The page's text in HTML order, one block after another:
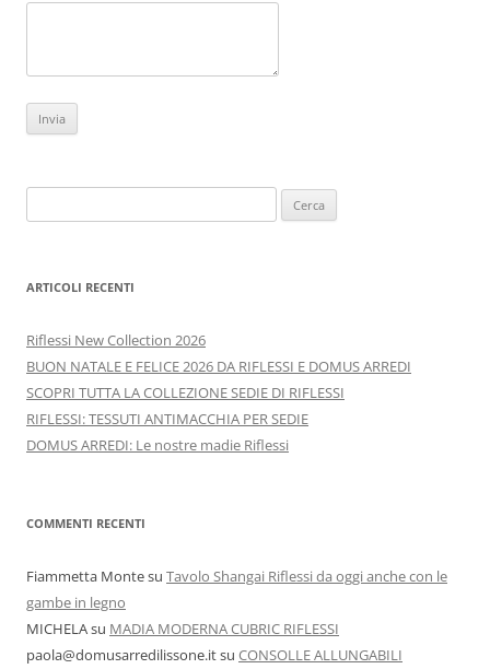
per:
ARTICOLI RECENTI
Riflessi New Collection 2026
BUON NATALE E FELICE 2026 DA RIFLESSI E DOMUS ARREDI
SCOPRI TUTTA LA COLLEZIONE SEDIE DI RIFLESSI
RIFLESSI: TESSUTI ANTIMACCHIA PER SEDIE
DOMUS ARREDI: Le nostre madie Riflessi
COMMENTI RECENTI
Fiammetta Montesu Tavolo Shangai Riflessi da oggi anche con le
gambe in legno
MICHELAsu MADIA MODERNA CUBRIC RIFLESSI
paola@domusarredilissone.itsu CONSOLLE ALLUNGABILI